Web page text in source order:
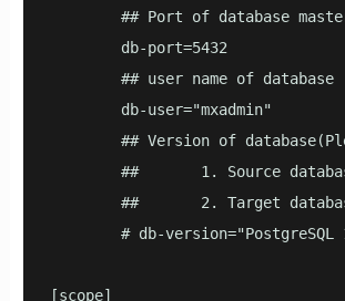
## Port of database
        db-port=5432
        ## user name of database
        db-user="mxadmin"
## Version of
##       1. Source
##       2. Target
# db-version="PostgreSQL
[scope]